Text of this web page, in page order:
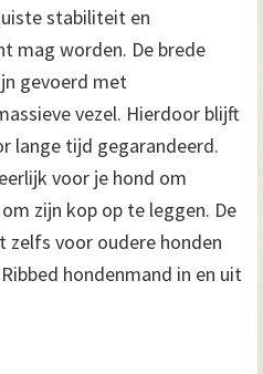
stabiliteit en
mag worden. De brede
gevoerd met
vezel. Hierdoor blijft
lange tijd gegarandeerd.
voor je hond om
zijn kop op te leggen. De
zelfs voor oudere honden
hondenmand in en uit